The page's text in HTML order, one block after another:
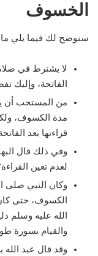
الخسوف
سنوضح لك فيما يلي
لا يشترط في
الفاتحة، وإليك
من المستحب أن
مدة الكسوف،
قراءتها بعد
وفي ذلك قال
لعدم تعين
وكان النبي صلى
الكسوف، حتى
الله عليه وسلم
والقيام بسورة
وقد قال عبد